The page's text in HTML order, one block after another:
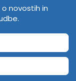
novostih in